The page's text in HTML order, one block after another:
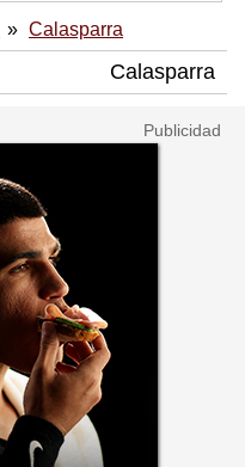
Calasparra
Calasparra